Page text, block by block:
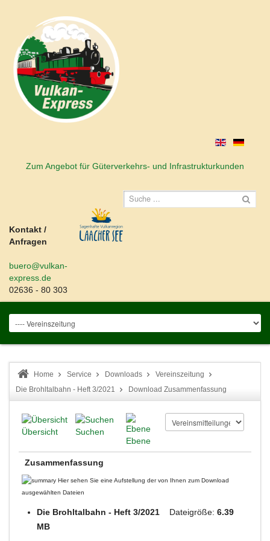
Zum Angebot für Güterverkehrs- und Infrastrukturkunden
Kontakt /
Anfragen
buero@vulkan-
express.de
02636 - 80 303
Home Service Downloads
Vereinszeitung
Die Brohltalbahn - Heft 3/2021
Download Zusammenfassung
Übersicht
Suchen
Ebene
Zusammenfassung
Hier sehen Sie eine Aufstellung der von Ihnen zum Download
ausgewählten Dateien
Die Brohltalbahn - Heft 3/2021 Dateigröße: 6.39
MB